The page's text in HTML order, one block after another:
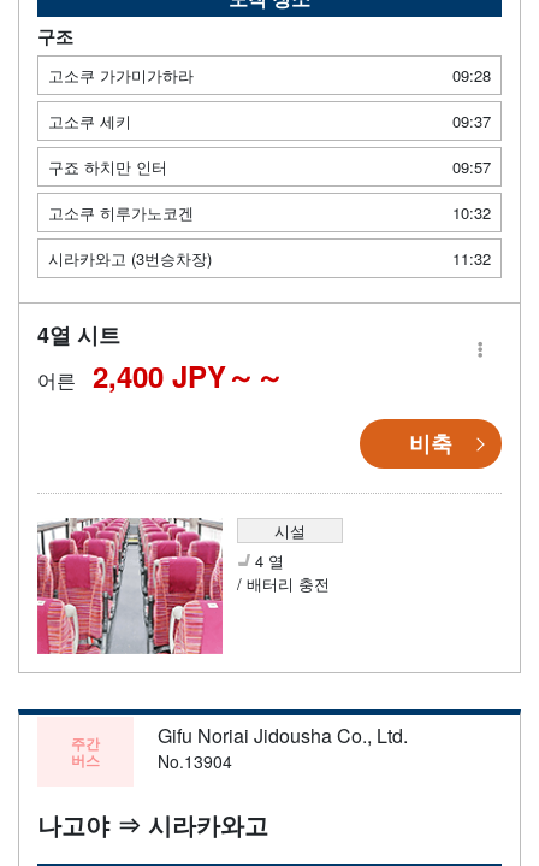
구조
고소쿠 가가미가하라
09:28
고소쿠 세키
09:37
구죠 하치만 인터
09:57
고소쿠 히루가노코겐
10:32
시라카와고 (3번승차장)
11:32
4열 시트
어른 2,400 JPY～
비축
시설
4 열
/ 배터리 충전
주간
버스
Gifu Noriai Jidousha Co., Ltd.
No.13904
나고야 ⇒ 시라카와고